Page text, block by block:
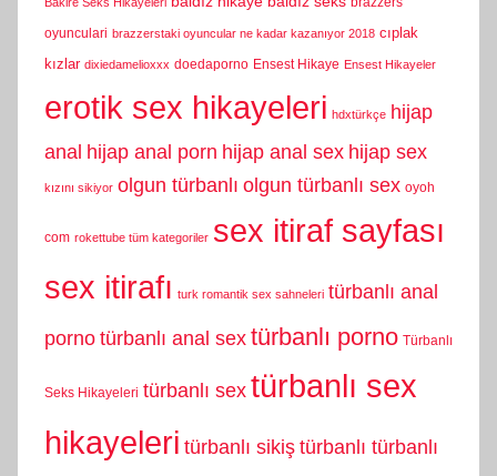
oyunculari brazzerstaki oyuncular ne kadar kazanıyor 2018 cıplak
kızlar dixiedamelioxxx doedaporno Ensest Hikaye Ensest Hikayeler
erotik sex hikayeleri hdxtürkçe hijap
anal hijap anal porn hijap anal sex hijap sex
kızını sikiyor olgun türbanlı olgun türbanlı sex oyoh
com rokettube tüm kategoriler sex itiraf sayfası
sex itirafı turk romantik sex sahneleri türbanlı anal
porno türbanlı anal sex türbanlı porno Türbanlı
Seks Hikayeleri türbanlı sex türbanlı sex
hikayeleri türbanlı sikiş türbanlı türbanlı